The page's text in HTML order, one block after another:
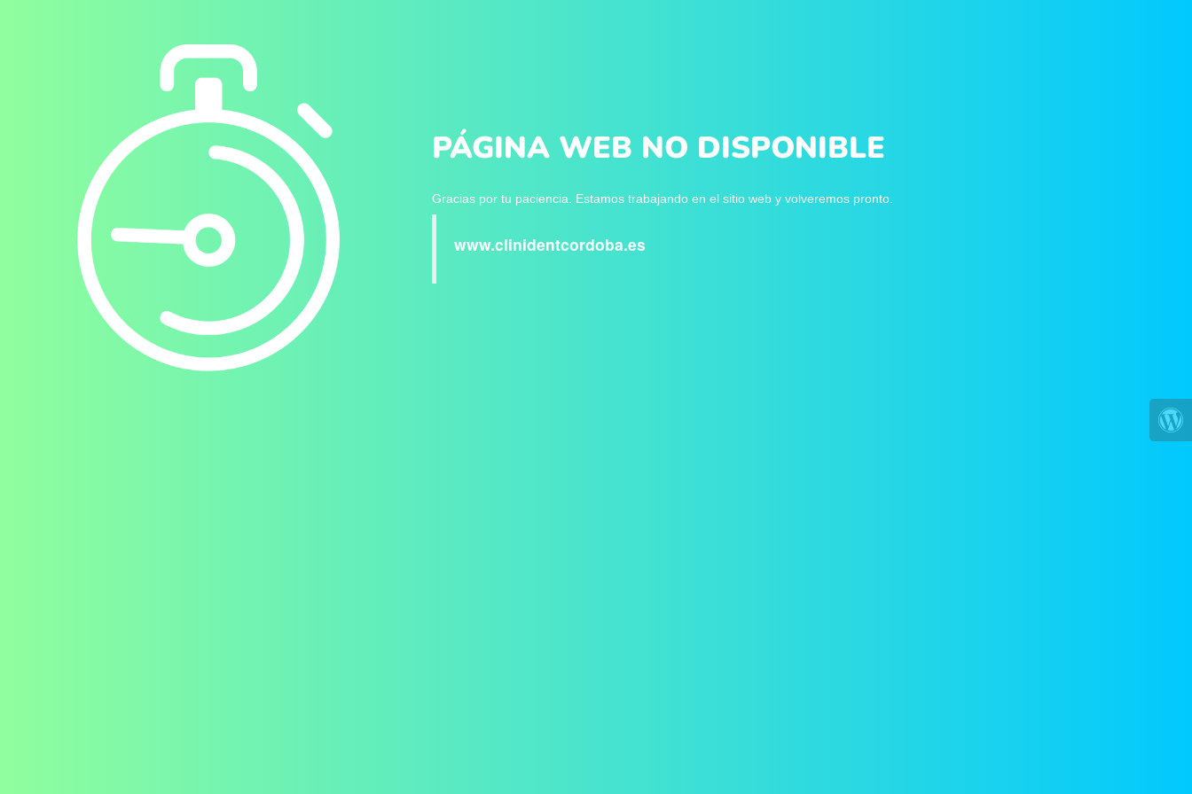
PÁGINA WEB NO DISPONIBLE
Gracias por tu paciencia. Estamos trabajando en el sitio web y volveremos pronto.
www.clinidentcordoba.es